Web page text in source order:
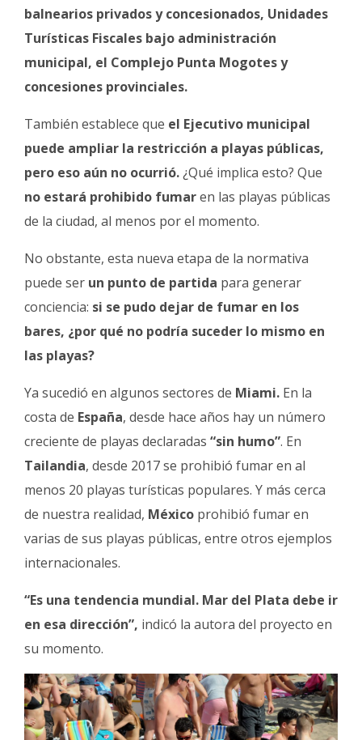
balnearios privados y concesionados, Unidades
Turísticas Fiscales bajo administración
municipal, el Complejo Punta Mogotes y
concesiones provinciales.
También establece que el Ejecutivo municipal
puede ampliar la restricción a playas públicas,
pero eso aún no ocurrió.¿Qué implica esto? Que
no estará prohibido fumaren las playas públicas
de la ciudad, al menos por el momento.
No obstante, esta nueva etapa de la normativa
puede ser un punto de partida para generar
conciencia: si se pudo dejar de fumar en los
bares, ¿por qué no podría suceder lo mismo en
las playas?
Ya sucedió en algunos sectores de Miami. En la
costa de España, desde hace años hay un número
creciente de playas declaradas “sin humo”. En
Tailandia, desde 2017 se prohibió fumar en al
menos 20 playas turísticas populares. Y más cerca
de nuestra realidad, México prohibió fumar en
varias de sus playas públicas, entre otros ejemplos
internacionales.
“Es una tendencia mundial. Mar del Plata debe ir
en esa dirección”, indicó la autora del proyecto en
su momento.